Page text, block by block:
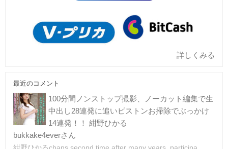
詳しくみる
最近のコメント
100分間ノンストップ撮影、ノーカット編集で生
中出し28連発に追いピストンお掃除でぶっかけ
14連発！！ 紺野ひかる
bukkake4everさん